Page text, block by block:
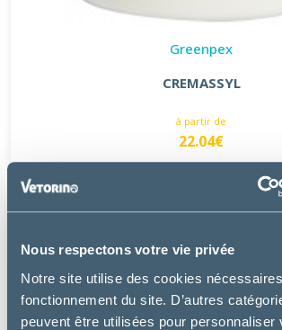
Nous respectons votre vie privée
Notre site utilise des cookies
fonctionnement du site. D’autres
peuvent être utilisées pour personnaliser
Greenpex
CREMASSYL
à partir de
22.04€